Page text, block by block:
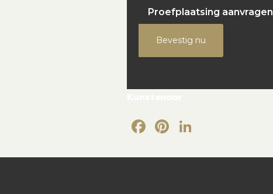
Proefplaatsing aanvragen
Bevestig nu
Facebook
Pinterest